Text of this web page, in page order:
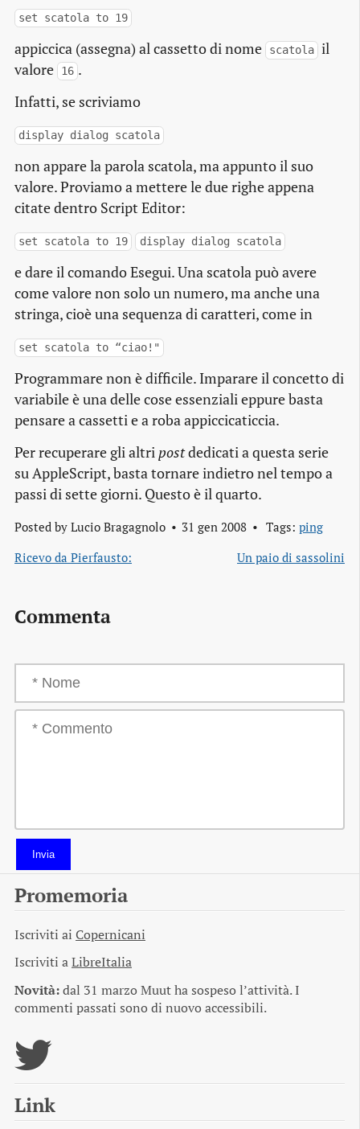
set scatola to 19
appiccica (assegna) al cassetto di nome scatola il
valore
16 .
Infatti, se scriviamo
display dialog scatola
non appare la parola scatola, ma appunto il suo
valore. Proviamo a mettere le due righe appena
citate dentro Script Editor:
set scatola to 19 display dialog scatola
e dare il comando Esegui. Una scatola può avere
come valore non solo un numero, ma anche una
stringa, cioè una sequenza di caratteri, come in
set scatola to “ciao!"
Programmare non è difficile. Imparare il concetto di
variabile è una delle cose essenziali eppure basta
pensare a cassetti e a roba appiccicaticcia.
Per recuperare gli altri postdedicati a questa serie
su AppleScript, basta tornare indietro nel tempo a
passi di sette giorni. Questo è il quarto.
Posted by Lucio Bragagnolo 31 gen 2008 Tags: ping
Ricevo da Pierfausto:
Un paio di sassolini
Commenta
Invia
Promemoria
Iscriviti ai Copernicani
Iscriviti aLibreItalia
Novità:dal 31 marzo Muut ha sospeso l’attività. I
commenti passati sono di nuovo accessibili.
Link